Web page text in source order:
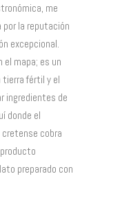
me
la reputación
excepcional.
el mapa; es un
tierra fértil y el
ingredientes de
donde el
cobra
preparado con